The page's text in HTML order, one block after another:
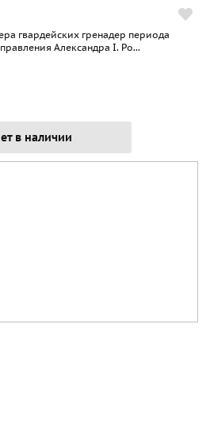
гвардейских гренадер периода
Александра I. Ро...
в наличии